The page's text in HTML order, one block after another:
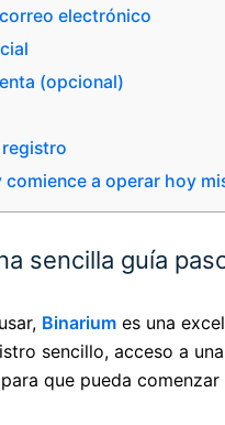
electrónico
(opcional)
comience a operar hoy
sencilla guía
Binarium es una
sencillo, acceso a
para que pueda